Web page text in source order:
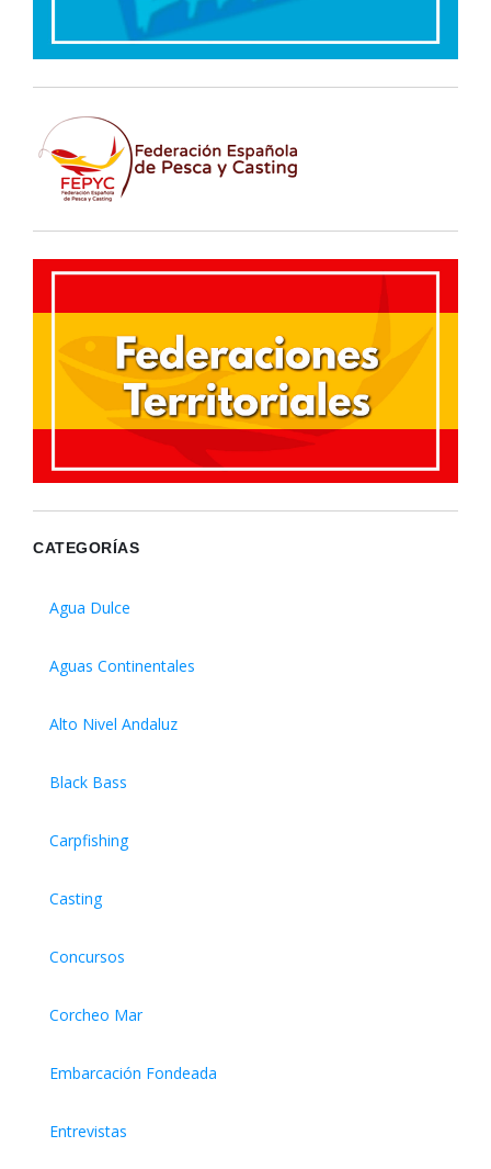
CATEGORÍAS
Agua Dulce
Aguas Continentales
Alto Nivel Andaluz
Black Bass
Carpfishing
Casting
Concursos
Corcheo Mar
Embarcación Fondeada
Entrevistas